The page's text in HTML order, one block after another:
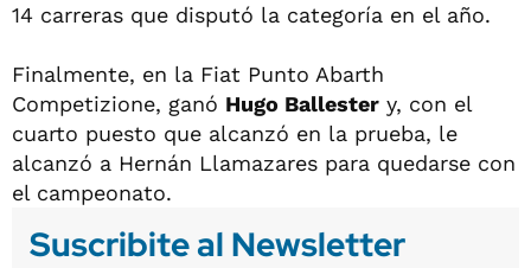
14 carreras que disputó la categoría en el año.
Finalmente, en la Fiat Punto Abarth
Competizione, ganó Hugo Ballester y, con el
cuarto puesto que alcanzó en la prueba, le
alcanzó a Hernán Llamazares para quedarse con
el campeonato.
Suscribite al Newsletter